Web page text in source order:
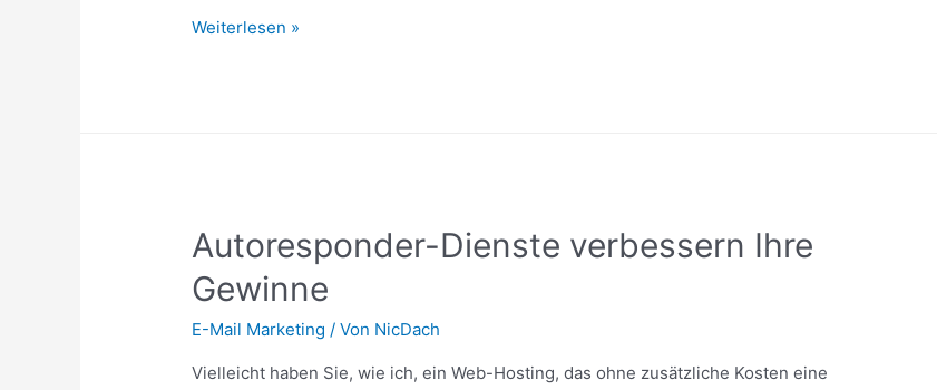
4
Weiterlesen »
Autoresponder-Dienste verbessern Ihre
Gewinne
E-Mail Marketing / Von NicDach
Vielleicht haben Sie, wie ich, ein Web-Hosting, das ohne zusätzliche Kosten eine